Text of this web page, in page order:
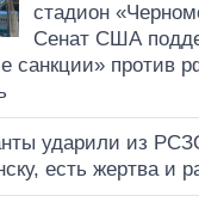
стадион
Сенат США
санкции» против
ударили из
есть жертва и